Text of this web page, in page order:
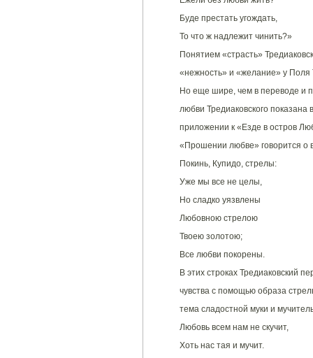
Буде престать угождать,
То что ж надлежит чинить?»
Понятием «страсть»
«нежность» и «желание» у Поля
Но еще шире, чем в переводе и
любви Тредиаковского показана
приложении к «Езде в остров
«Прошении любве» говорится о
Покинь, Купидо, стрелы:
Уже мы все не целы,
Но сладко уязвлены
Любовною стрелою
Твоею золотою;
Все любви покорены.
В этих строках Тредиаковский
чувства с помощью образа
тема сладостной муки и
Любовь всем нам не скучит,
Хоть нас тая и мучит.